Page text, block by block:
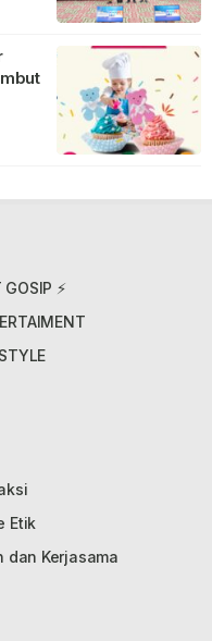
⚡
Etik
dan Kerjasama